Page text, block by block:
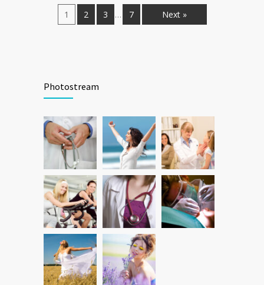
1 2 3 … 7 Next »
Photostream